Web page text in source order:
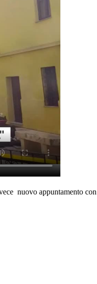
nuovo appuntamento